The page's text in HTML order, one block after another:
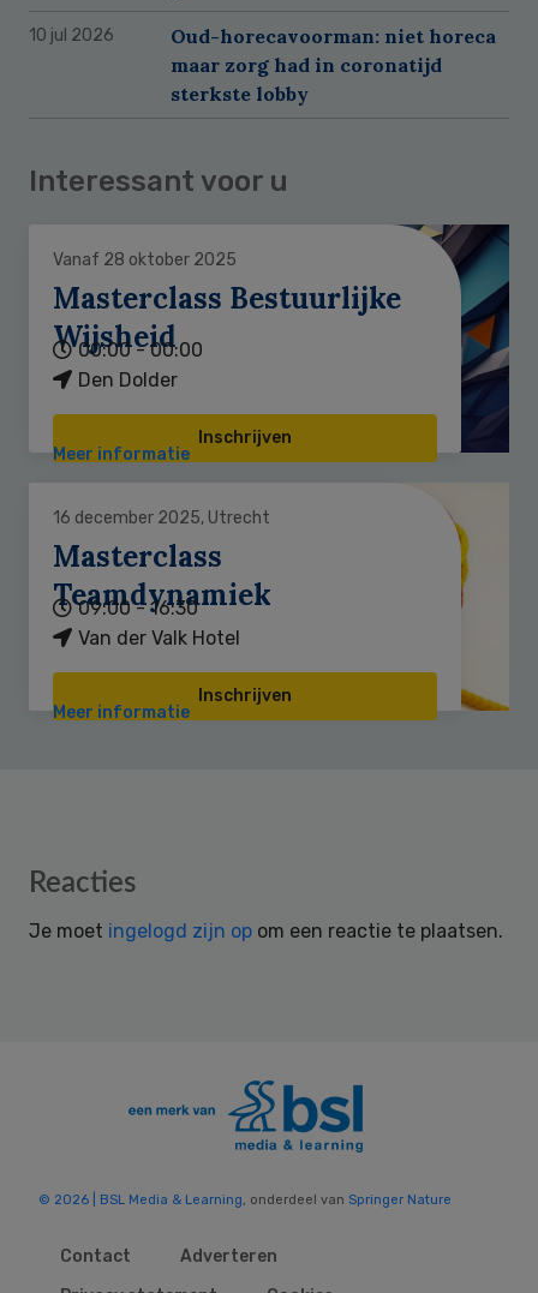
10 jul 2026
Oud-horecavoorman: niet horeca
maar zorg had in coronatijd
sterkste lobby
Interessant voor u
Vanaf 28 oktober 2025
Masterclass Bestuurlijke
Wijsheid
00:00 - 00:00
Den Dolder
Inschrijven
Meer informatie
16 december 2025, Utrecht
Masterclass
Teamdynamiek
09:00 - 16:30
Van der Valk Hotel
Inschrijven
Meer informatie
Reader
Reacties
Je moet ingelogd zijn op om een reactie te plaatsen.
© 2026 | BSL Media & Learning, onderdeel van Springer Nature
Contact
Adverteren